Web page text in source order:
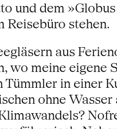
und dem
Reisebüro stehen.
aus
wo meine
Tümmler in einer
ohne